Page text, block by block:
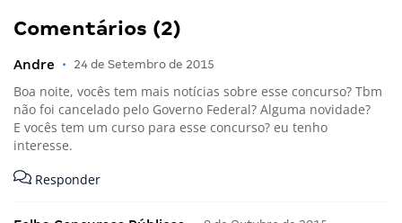
Comentários (2)
Andre • 24 de Setembro de 2015
Boa noite, vocês tem mais notícias sobre esse concurso? Tbm
não foi cancelado pelo Governo Federal? Alguma novidade?
E vocês tem um curso para esse concurso? eu tenho
interesse.
Responder